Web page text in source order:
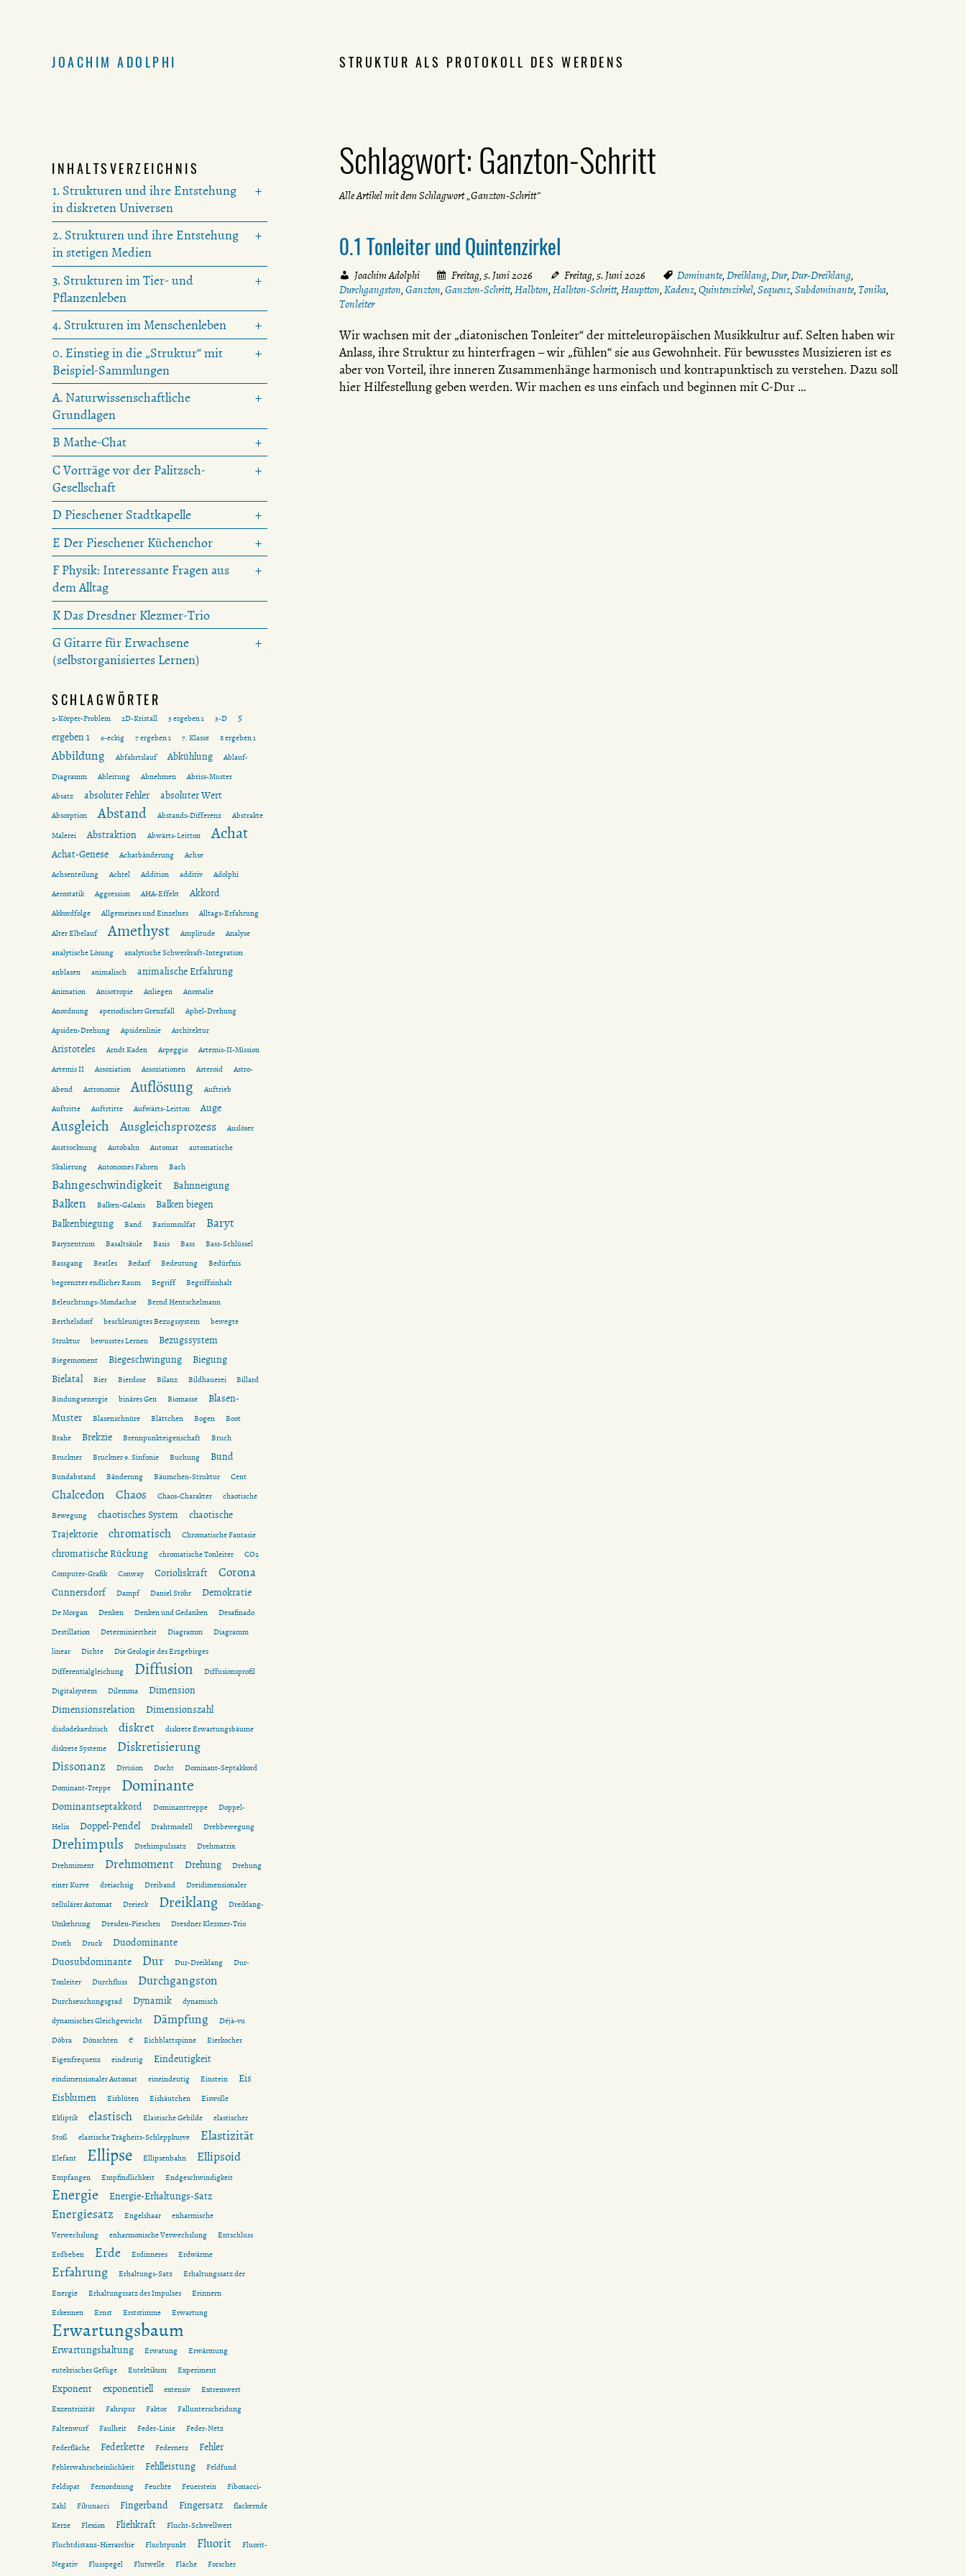
JOACHIM ADOLPHI STRUKTUR ALS PROTOKOLL DES WERDENS
Schlagwort:Ganzton-Schritt
Alle Artikel mit dem Schlagwort „Ganzton-Schritt“
0.1 Tonleiter und Quintenzirkel
Joachim Adolphi Freitag, 5. Juni 2026 Freitag, 5. Juni 2026 Dominante,Dreiklang,Dur,Dur-Dreiklang,
Durchgangston, Ganzton, Ganzton-Schritt, Halbton, Halbton-Schritt, Hauptton, Kadenz, Quintenzirkel, Sequenz, Subdominante, Tonika,
Tonleiter
Wir wachsen mit der „diatonischen Tonleiter“ der mitteleuropäischen Musikkultur auf. Selten haben wir
Anlass, ihre Struktur zu hinterfragen – wir „fühlen“ sie aus Gewohnheit. Für bewusstes Musizieren ist es
aber von Vorteil, ihre inneren Zusammenhänge harmonisch und kontrapunktisch zu verstehen. Dazu soll
hier Hilfestellung geben werden. Wir machen es uns einfach und beginnen mit C-Dur …
INHALTSVERZEICHNIS
1. Strukturen und ihre Entstehung
in diskreten Universen
2. Strukturen und ihre Entstehung
in stetigen Medien
3. Strukturen im Tier- und
Pflanzenleben
4. Strukturen im Menschenleben
0. Einstieg in die „Struktur“ mit
Beispiel-Sammlungen
A. Naturwissenschaftliche
Grundlagen
B Mathe-Chat
C Vorträge vor der Palitzsch-
Gesellschaft
D Pieschener Stadtkapelle
E Der Pieschener Küchenchor
F Physik: Interessante Fragen aus
dem Alltag
K Das Dresdner Klezmer-Trio
G Gitarre für Erwachsene
(selbstorganisiertes Lernen)
SCHLAGWÖRTER
2-Körper-Problem 2D-Kristall 3 ergeben 1 3-D
5
ergeben 1
6-eckig 7 ergeben 1 7. Klasse 8 ergeben 1
Abbildung Abfahrtslauf Abkühlung
Ablauf-
Diagramm
Ableitung Abnehmen
Abriss-Muster
Absatz
absoluter Fehler absoluter Wert
Absorption Abstand Abstands-Differenz
Abstrakte
Malerei
Abstraktion Abwärts-Leitton Achat
Achat-Genese Achatbänderung
Achse
Achsenteilung
Achtel Addition additiv
Adolphi
Aerostatik
Aggression AHA-Effekt Akkord
Akkordfolge Allgemeines und Einzelnes
Alltags-Erfahrung
Alter Elbelauf
Amethyst Amplitude
Analyse
analytische Lösung
analytische Schwerkraft-Integration
anblasen
animalisch animalische Erfahrung
Animation Anisotropie Anliegen
Anomalie
Anordnung
aperiodischer Grenzfall
Aphel-Drehung
Apsiden-Drehung
Apsidenlinie Architektur
Aristoteles Arndt Kaden Arpeggio
Artemis-II-Mission
Artemis II
Assoziation Assoziationen Asteroid
Astro-
Abend
Astronomie Auflösung
Auftrieb
Auftritte
Auftrtitte Aufwärts-Leitton Auge
Ausgleich Ausgleichsprozess
Auslöser
Austrocknung
Autobahn Automat
automatische
Skalierung
Autonomes Fahren Bach
Bahngeschwindigkeit Bahnneigung
Balken Balken-Galaxis
Balken biegen
Balkenbiegung
Band Bariumsulfat Baryt
Baryzentrum Basaltsäule Basis Bass
Bass-Schlüssel
Bassgang
Beatles Bedarf Bedeutung
Bedürfnis
begrenzter endlicher Raum
Begriff
Begriffsinhalt
Beleuchtungs-Mondachse
Bernd Hentschelmann
Berthelsdorf
beschleunigtes Bezugssystem
bewegte
Struktur
bewusstes Lernen Bezugssystem
Biegemoment Biegeschwingung
Biegung
Bielatal
Bier Bierdose Bilanz Bildhauerei
Billard
Bindungsenergie
binäres Gen Biomasse
Blasen-
Muster
Blasenschnüre Blättchen Bogen
Boot
Brahe
Brekzie Brennpunkteigenschaft
Bruch
Bruckner
Bruckner 9. Sinfonie Buchung Bund
Bundabstand Bänderung Bäumchen-Struktur Cent
Chalcedon Chaos Chaos-Charakter
chaotische
Bewegung
chaotisches System
chaotische
Trajektorie
chromatisch Chromatische Fantasie
chromatische Rückung chromatische Tonleiter
CO2
Computer-Grafik
Conway Corioliskraft Corona
Cunnersdorf Dampf Daniel Stöhr Demokratie
De Morgan Denken Denken und Gedanken
Desafinado
Destillation
Determiniertheit Diagramm
Diagramm
linear
Dichte
Die Geologie des Erzgebirges
Differentialgleichung
Diffusion
Diffusionsprofil
Digitalsystem
Dilemma
Dimension
Dimensionsrelation
Dimensionszahl
disdodekaedrisch diskret
diskrete Erwartungsbäume
diskrete Systeme
Diskretisierung
Dissonanz Division Docht
Dominant-Septakkord
Dominant-Treppe
Dominante
Dominantseptakkord Dominanttreppe
Doppel-
Helix
Doppel-Pendel Drahtmodell Drehbewegung
Drehimpuls Drehimpulssatz
Drehmatrix
Drehmiment
Drehmoment Drehung
Drehung
einer Kurve
dreiachsig Dreiband
Dreidimensionaler
zellulärer Automat
Dreieck Dreiklang
Dreiklang-
Umkehrung
Dresden-Pieschen
Dresdner Klezmer-Trio
Droth
Druck
Duodominante
Duosubdominante
Dur Dur-Dreiklang
Dur-
Tonleiter
Durchfluss Durchgangston
Durchseuchungsgrad Dynamik
dynamisch
dynamisches Gleichgewicht
Dämpfung
Déjà-vu
Döbra
Dönschten e Eichblattspinne
Eierkocher
Eigenfrequenz
eindeutig Eindeutigkeit
eindimensionaler Automat eineindeutig Einstein
Eis
Eisblumen
Eisblüten Eishäutchen
Eiswolle
Ekliptik
elastisch Elastische Gebilde
elastischer
Stoß
elastische Trägheits-Schleppkurve Elastizität
Elefant Ellipse Ellipsenbahn Ellipsoid
Empfangen Empfindlichkeit Endgeschwindigkeit
Energie Energie-Erhaltungs-Satz
Energiesatz Engelshaar
enharmische
Verwechslung
enharmonische Verwechslung
Entschluss
Erdbeben
Erde Erdinneres Erdwärme
Erfahrung Erhaltungs-Satz
Erhaltungssatz der
Energie
Erhaltungssatz des Impulses
Erinnern
Erkennen
Ernst Erststimme Erwartung
Erwartungsbaum
Erwartungshaltung Erwatung
Erwärmung
eutekrisches Gefüge
Eutektikum Experiment
Exponent exponentiell extensiv
Extremwert
Exzentrizität
Fahrspur Faktor
Fallunterscheidung
Faltenwurf
Faulheit Feder-Linie
Feder-Netz
Federfläche
Federkette Federnetz Fehler
Fehlerwahrscheinlichkeit Fehlleistung
Feldfund
Feldspat
Fernordnung Feuchte Feuerstein
Fibonacci-
Zahl
Fibunacci Fingerband Fingersatz
flackernde
Kerze
Flexion Fliehkraft
Flucht-Schwellwert
Fluchtdistanz-Hierarchie
Fluchtpunkt Fluorit
Fluorit-
Negativ
Flusspegel Flutwelle Fläche Forscher